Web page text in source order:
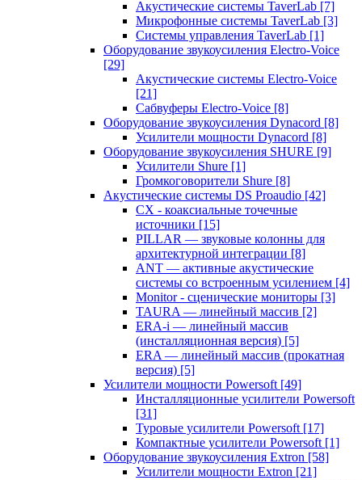
Акустические системы TaverLab [7]
Микрофонные системы TaverLab [3]
Системы управления TaverLab [1]
Оборудование звукоусиления Electro-Voice
[29]
Акустические системы Electro-Voice
[21]
Сабвуферы Electro-Voice [8]
Оборудование звукоусиления Dynacord [8]
Усилители мощности Dynacord [8]
Оборудование звукоусиления SHURE [9]
Усилители Shure [1]
Громкоговорители Shure [8]
Акустические системы DS Proaudio [42]
CX - коаксиальные точечные
источники [15]
PILLAR — звуковые колонны для
архитектурной интеграции [8]
ANT — активные акустические
системы со встроенным усилением [4]
Monitor - сценические мониторы [3]
TAURA — линейный массив [2]
ERA-i — линейный массив
(инсталляционная версия) [5]
ERA — линейный массив (прокатная
версия) [5]
Усилители мощности Powersoft [49]
Инсталляционные усилители Powersoft
[31]
Туровые усилители Powersoft [17]
Компактные усилители Powersoft [1]
Оборудование звукоусиления Extron [58]
Усилители мощности Extron [21]